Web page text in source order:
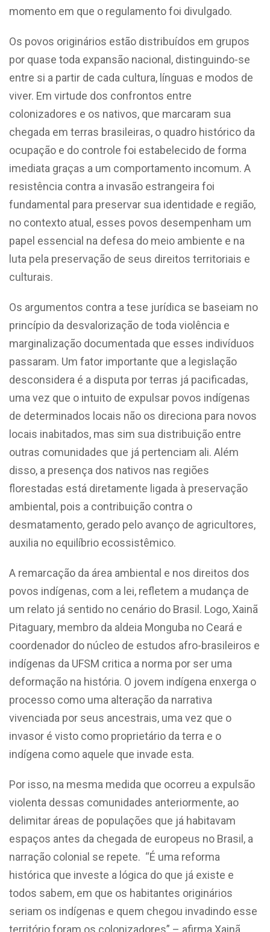
momento em que o regulamento foi divulgado.
Os povos originários estão distribuídos em grupos
por quase toda expansão nacional, distinguindo-se
entre si a partir de cada cultura, línguas e modos de
viver. Em virtude dos confrontos entre
colonizadores e os nativos, que marcaram sua
chegada em terras brasileiras, o quadro histórico da
ocupação e do controle foi estabelecido de forma
imediata graças a um comportamento incomum. A
resistência contra a invasão estrangeira foi
fundamental para preservar sua identidade e região,
no contexto atual , esses povos desempenham um
papel essencial na defesa do meio ambiente e na
luta pela preservação de seus direitos territoriais e
culturais.
Os argumentos contra a tese jurídica se baseiam no
princípio da desvalorização de toda violência e
marginalização documentada que esses indivíduos
passaram. Um fator importante que a legislação
desconsidera é a disputa por terras já pacificadas,
uma vez que o intuito de expulsar povos indígenas
de determinados locais não os direciona para novos
locais inabitados, mas sim sua distribuição entre
outras comunidades que já pertenciam ali. Além
disso, a presença dos nativos nas regiões
florestadas está diretamente ligada à preservação
ambiental, pois a contribuição contra o
desmatamento, gerado pelo avanço de agricultores,
auxilia no equilíbrio ecossistêmico.
A remarcação da área ambiental e nos direitos dos
povos indígenas, com a lei, refletem a mudança de
um relato já sentido no cenário do Brasil. Logo, Xainã
Pitaguary, membro da aldeia Monguba no Ceará e
coordenador do núcleo de estudos afro-brasileiros e
indígenas da UFSM critica a norma por ser uma
deformação na história. O jovem indígena enxerga o
processo como uma alteração da narrativa
vivenciada por seus ancestrais, uma vez que o
invasor é visto como proprietário da terra e o
indígena como aquele que invade esta.
Por isso, na mesma medida que ocorreu a expulsão
violenta dessas comunidades anteriormente, ao
delimitar áreas de populações que já habitavam
espaços antes da chegada de europeus no Brasil, a
narração colonial se repete. “É uma reforma
histórica que investe a lógica do que já existe e
todos sabem, em que os habitantes originários
seriam os indígenas e quem chegou invadindo esse
território foram os colonizadores” – afirma Xainã.